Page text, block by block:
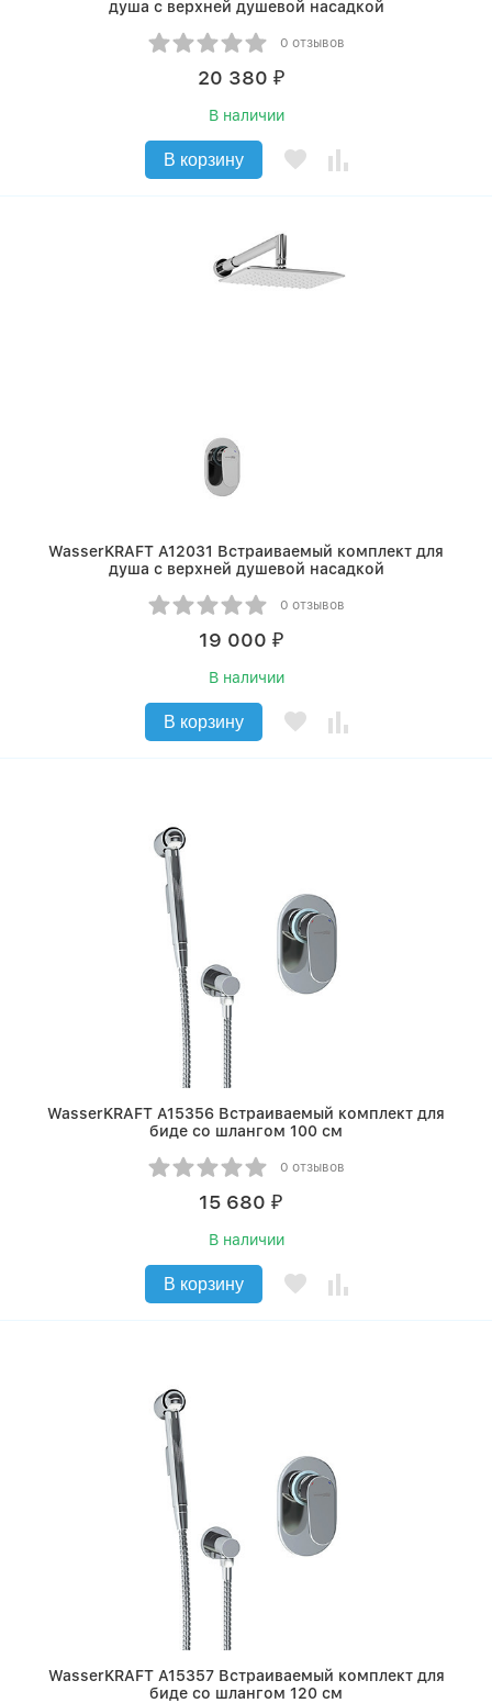
душа с верхней душевой насадкой
0 отзывов
20 380 ₽
В наличии
В корзину
WasserKRAFT A12031 Встраиваемый комплект для
душа с верхней душевой насадкой
0 отзывов
19 000 ₽
В наличии
В корзину
WasserKRAFT A15356 Встраиваемый комплект для
биде со шлангом 100 см
0 отзывов
15 680 ₽
В наличии
В корзину
WasserKRAFT A15357 Встраиваемый комплект для
биде со шлангом 120 см